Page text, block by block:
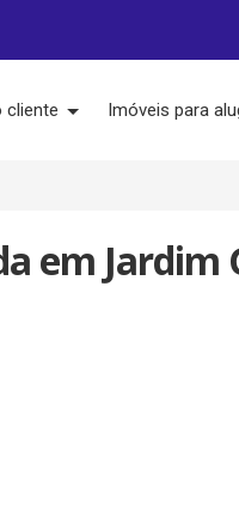
cliente Imóveis para
em Jardim